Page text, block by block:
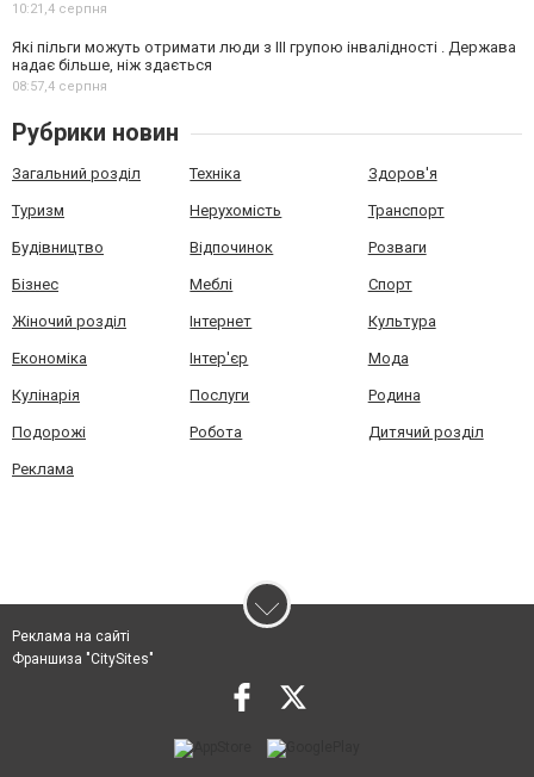
10:21,4 серпня
Які пільги можуть отримати люди з III групою інвалідності . Держава
надає більше, ніж здається
08:57,4 серпня
Рубрики новин
Загальний розділ Техніка Здоров'я
Туризм Нерухомість Транспорт
Будівництво Відпочинок Розваги
Бізнес Меблі Спорт
Жіночий розділ Інтернет Культура
Економіка Інтер'єр Мода
Кулінарія Послуги Родина
Подорожі Робота Дитячий розділ
Реклама
Реклама на сайті
Франшиза "CitySites"